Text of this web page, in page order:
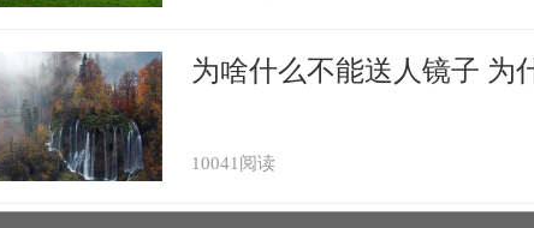
为啥什么不能送人镜子 为
10041阅读